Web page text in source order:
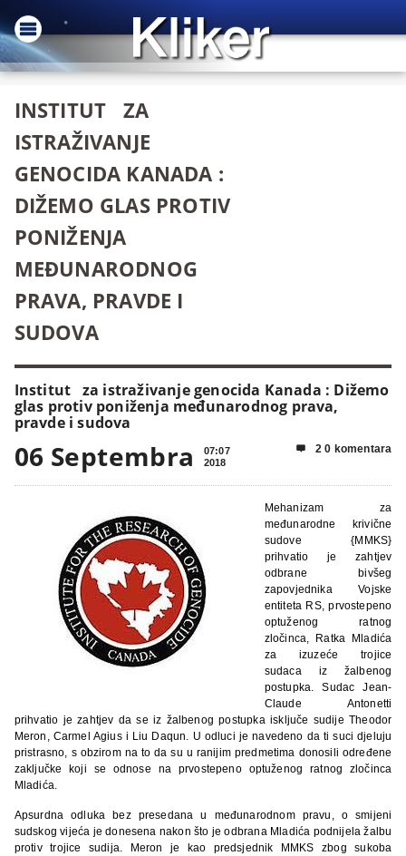
INSTITUT ZA
ISTRAŽIVANJE
GENOCIDA KANADA :
DIŽEMO GLAS PROTIV
PONIŽENJA
MEĐUNARODNOG
PRAVA, PRAVDE I
SUDOVA
Institut za istraživanje genocida Kanada : Dižemo
glas protiv poniženja međunarodnog prava,
pravde i sudova
06 Septembra
07:07
2018
 2 0 komentara
Mehanizam za
međunarodne krivične
sudove {MMKS}
prihvatio je zahtjev
odbrane bivšeg
zapovjednika Vojske
entiteta RS, prvostepeno
optuženog ratnog
zločinca, Ratka Mladića
za izuzeće trojice
sudaca iz žalbenog
postupka. Sudac Jean-
Claude Antonetti
prihvatio je zahtjev da se iz žalbenog postupka isključe sudije Theodor
Meron, Carmel Agius i Liu Daqun. U odluci je navedeno da ti suci djeluju
pristrasno, s obzirom na to da su u ranijim predmetima donosili određene
zaključke koji se odnose na prvostepeno optuženog ratnog zločinca
Mladića.
Apsurdna odluka bez presedana u međunarodnom pravu, o smijeni
sudskog vijeća je donesena nakon što je odbrana Mladića podnijela žalbu
protiv trojice sudija. Meron je kao predsjednik MMKS zbog sukoba